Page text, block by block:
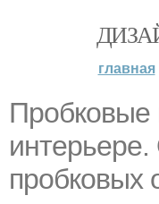
главная
Пробковые
пробковых